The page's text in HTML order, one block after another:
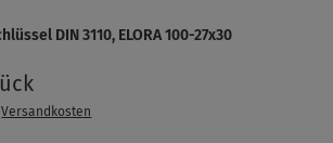
DIN 3110, ELORA 100-27x30
Versandkosten